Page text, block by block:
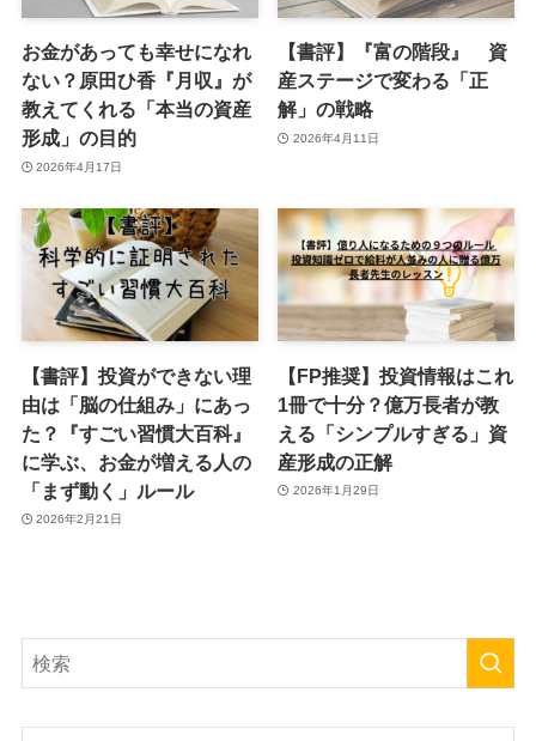
お金があっても幸せになれ
ない？原田ひ香『月収』が
教えてくれる「本当の資産
形成」の目的
2026年4月17日
【書評】『富の階段』 資
産ステージで変わる「正
解」の戦略
2026年4月11日
【書評】投資ができない理
由は「脳の仕組み」にあっ
た？『すごい習慣大百科』
に学ぶ、お金が増える人の
「まず動く」ルール
2026年2月21日
【FP推奨】投資情報はこれ
1冊で十分？億万長者が教
える「シンプルすぎる」資
産形成の正解
2026年1月29日